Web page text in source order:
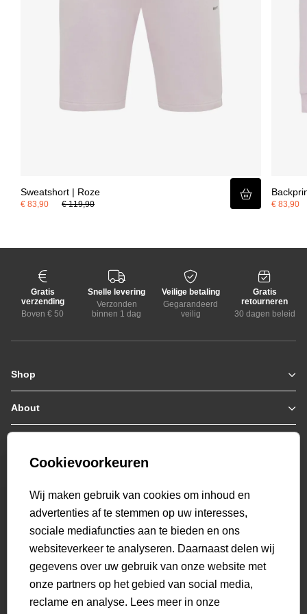
Sweatshort | Roze
€ 83,90 € 119,90 € 83,90
Gratis
verzending
Boven € 50
Snelle levering
Verzonden
binnen 1 dag
Veilige betaling
Gegarandeerd
veilig
Gratis
retourneren
30 dagen beleid
Shop
Zomerjassen
Jassen / Coats
Truien
Sweaters
T-shirts
Overshirts
Overhemden
Sweatpants
Broeken
Short sweatpants
Shorts
About
Who we are
Genti X PSV
Bestellen & Betalen
Retourneren
Veelgestelde vragen
Mijn Account
beoordelingen
Cookievoorkeuren
Wij maken gebruik van cookies om inhoud en
advertenties af te stemmen op uw interesses,
sociale mediafuncties aan te bieden en ons
websiteverkeer te analyseren. Daarnaast delen wij
gegevens over uw gebruik van onze website met
onze partners op het gebied van social media,
reclame en analyse. Lees meer in onze